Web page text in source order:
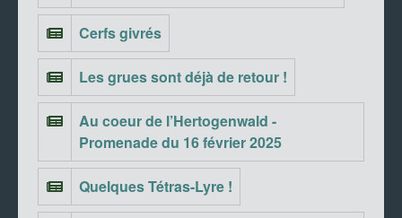
Cerfs givrés
Les grues sont déjà de retour !
Au coeur de l’Hertogenwald -
Promenade du 16 février 2025
Quelques Tétras-Lyre !